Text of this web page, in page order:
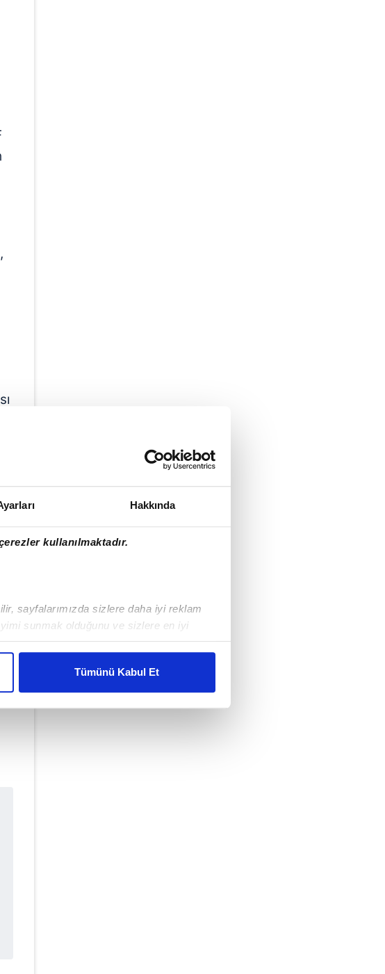
Hakkında
kullanılmaktadır.
sayfalarımızda sizlere daha iyi reklam
sunmak olduğunu ve sizlere en iyi
maliyetlerimizi karşılamak
reklamlar gösterilmeyecektir."
kişilere ait çerezler kullanılmaktadır. Bu
toplumu hizmetlerinin sunulması
Çerezlere ilişkin detaylı bilgi için Ayarlar
Tümünü Kabul Et